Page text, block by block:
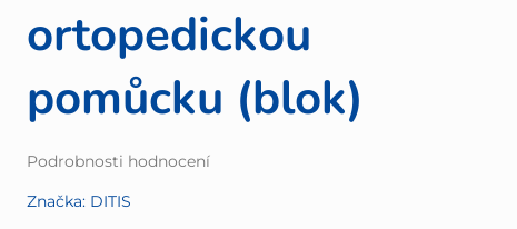
ortopedickou
pomůcku (blok)
Průměrné
produktu
Podrobnosti hodnocení
Značka: DITIS